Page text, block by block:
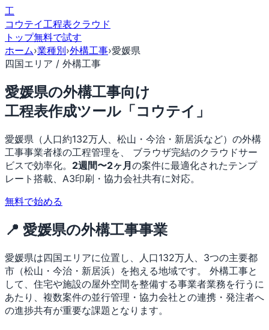
工
コウテイ工程表クラウド
トップ無料で試す
ホーム›業種別›外構工事›愛媛県
四国エリア / 外構工事
愛媛県の外構工事向け
工程表作成ツール「コウテイ」
愛媛県（人口約132万人、松山・今治・新居浜など）の外構
工事事業者様の工程管理を、 ブラウザ完結のクラウドサー
ビスで効率化。 2週間〜2ヶ月の案件に最適化されたテンプ
レート搭載、A3印刷・協力会社共有に対応。
無料で始める
📍 愛媛県の外構工事事業
愛媛県は四国エリアに位置し、人口132万人、3つの主要都
市（松山・今治・新居浜）を抱える地域です。 外構工事と
して、住宅や施設の屋外空間を整備する事業者業務を行うに
あたり、複数案件の並行管理・協力会社との連携・発注者へ
の進捗共有が重要な課題となります。